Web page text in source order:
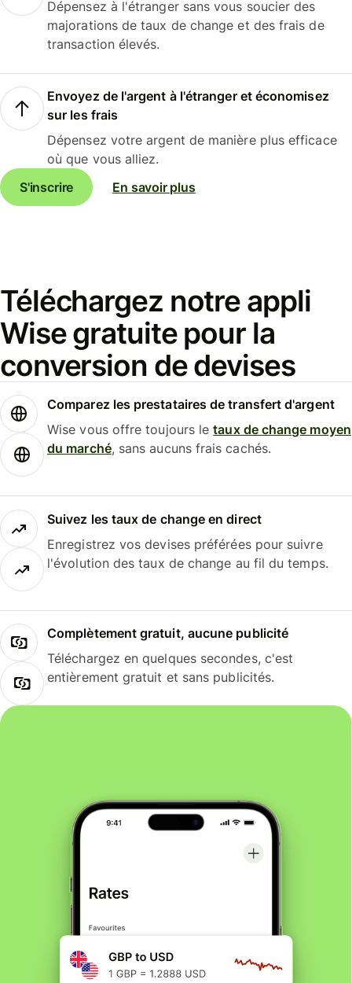
Dépensez à l'étranger sans vous soucier des
majorations de taux de change et des frais de
transaction élevés.
Envoyez de l'argent à l'étranger et économisez
sur les frais
Dépensez votre argent de manière plus efficace
où que vous alliez.
S'inscrire
En savoir plus
Téléchargez notre appli
Wise gratuite pour la
conversion de devises
Comparez les prestataires de transfert d'argent
Wise vous offre toujours letaux de change moyen
du marché, sans aucuns frais cachés.
Suivez les taux de change en direct
Enregistrez vos devises préférées pour suivre
l'évolution des taux de change au fil du temps.
Complètement gratuit, aucune publicité
Téléchargez en quelques secondes, c'est
entièrement gratuit et sans publicités.